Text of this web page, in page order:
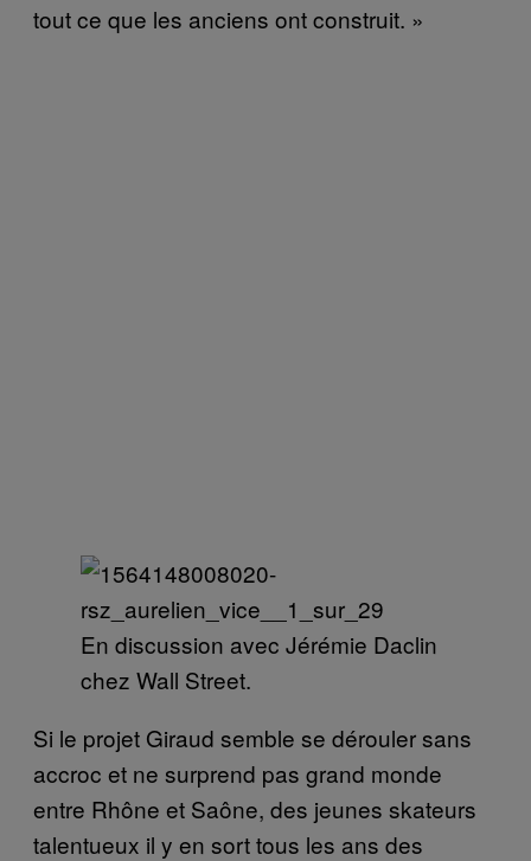
tout ce que les anciens ont construit. »
En discussion avec Jérémie Daclin
chez Wall Street.
Si le projet Giraud semble se dérouler sans
accroc et ne surprend pas grand monde
entre Rhône et Saône, des jeunes skateurs
talentueux il y en sort tous les ans des